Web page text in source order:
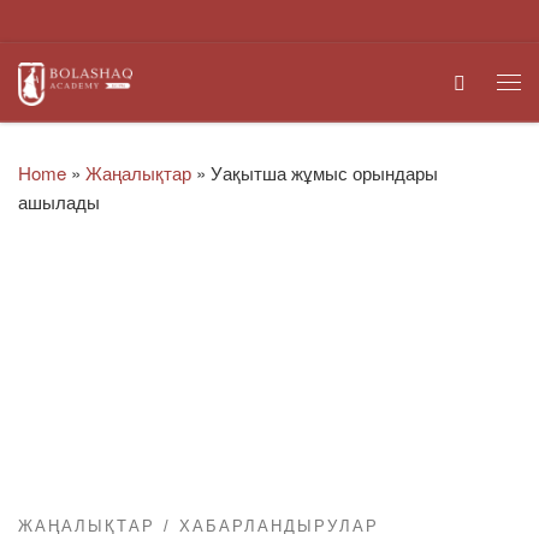
Search
Home » Жаңалықтар » Уақытша жұмыс орындары
ашылады
ЖАҢАЛЫҚТАР ХАБАРЛАНДЫРУЛАР